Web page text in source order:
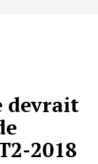
devrait
2018